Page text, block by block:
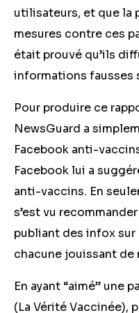
utilisateurs, et que la
mesures contre ces
était prouvé qu’ils
informations fausses
Pour produire ce
NewsGuard a
Facebook anti-
Facebook lui a
anti-vaccins. En
s’est vu
publiant des infox sur
chacune jouissant de
En ayant “aimé” une
(La Vérité Vaccinée),